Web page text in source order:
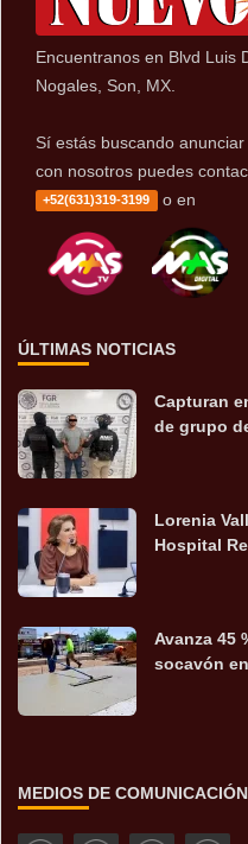
Encuentranos en Blvd Luis
Nogales, Son, MX.
Sí estás buscando
con nosotros puedes
+52(631)319-3199 o en
ÚLTIMAS NOTICIAS
Capturan
de grupo
Lorenia
Hospital
Avanza 45
socavón
MEDIOS DE